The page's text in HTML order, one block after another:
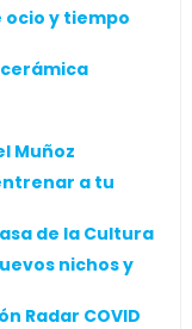
ocio y tiempo
Muñoz
a tu
de la Cultura
nichos y
Radar COVID